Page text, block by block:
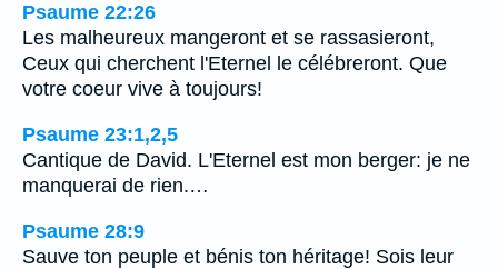
Psaume 22:26
Les malheureux mangeront et se rassasieront,
Ceux qui cherchent l'Eternel le célébreront. Que
votre coeur vive à toujours!
Psaume 23:1,2,5
Cantique de David. L'Eternel est mon berger: je ne
manquerai de rien.…
Psaume 28:9
Sauve ton peuple et bénis ton héritage! Sois leur